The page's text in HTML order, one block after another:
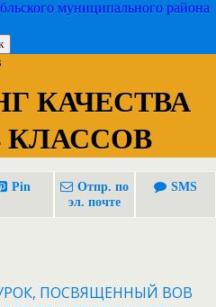
муниципального района
КАЧЕСТВА
КЛАССОВ
Pin
Отпр. по
эл. почте
SMS
ПОСВЯЩЕННЫЙ ВОВ